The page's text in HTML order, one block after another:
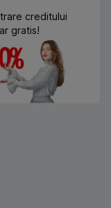
creditului
gratis!